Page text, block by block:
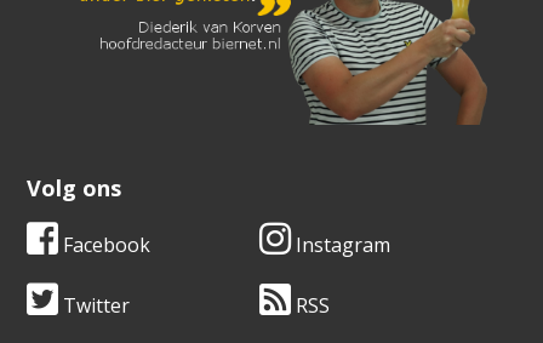
Volg ons
Facebook Instagram
Twitter RSS